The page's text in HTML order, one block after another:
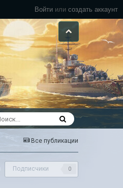
Войти или создать аккаунт
Все публикации
Подписчики 0